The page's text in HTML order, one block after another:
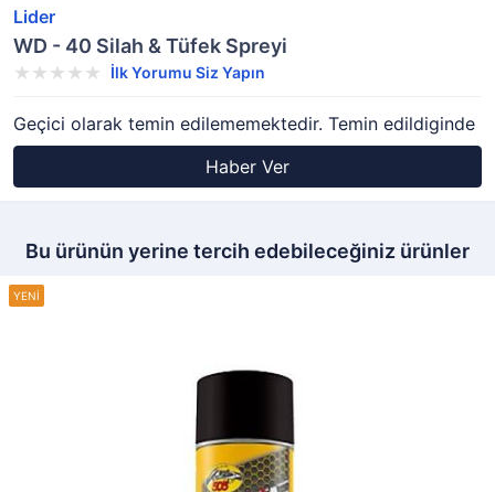
Lider
WD - 40 Silah & Tüfek Spreyi
İlk Yorumu Siz Yapın
Geçici olarak temin edilememektedir. Temin edildiginde
Haber Ver
Bu ürünün yerine tercih edebileceğiniz ürünler